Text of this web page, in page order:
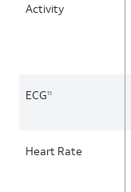
Activity
ECG11
Heart Rate